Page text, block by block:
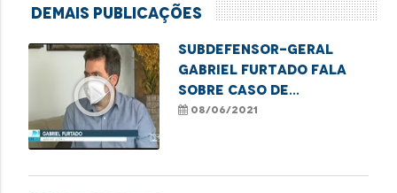
Demais Publicações
play_circle_outline
Subdefensor-geral
Gabriel Furtado fala
sobre caso de
homofobia no Maranhão
08/06/2021